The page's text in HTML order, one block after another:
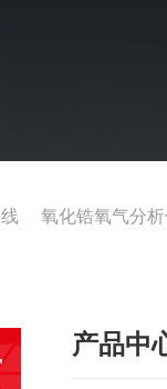
氧化锆氧气分
产品中